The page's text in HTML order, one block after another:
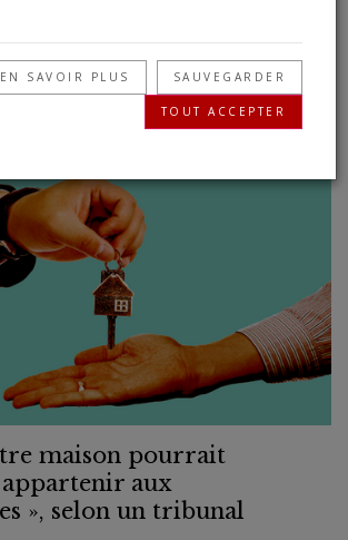
nombreux dangers auxquels
est confrontée, un effondrement
maison pourrait
aux
», selon un tribunal
EN SAVOIR PLUS SAUVEGARDER
TOUT ACCEPTER